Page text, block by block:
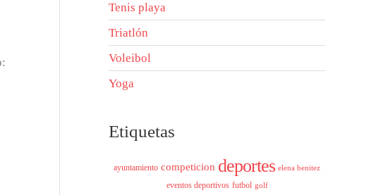
Tenis playa
Triatlón
Voleibol
Yoga
Etiquetas
ayuntamiento competicion deportes elena benitez
eventos deportivos futbol golf